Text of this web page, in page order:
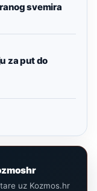
svemira
za put do
uz Kozmos.hr